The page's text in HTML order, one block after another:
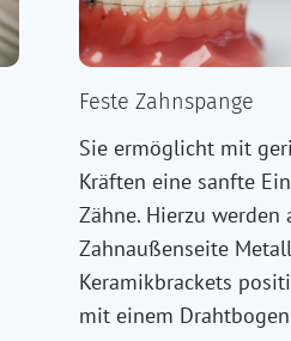
Feste Zahnspange
Sie ermöglicht mit
Kräften eine sanfte
Zähne. Hierzu werden
Zahnaußenseite
Keramikbrackets
mit einem